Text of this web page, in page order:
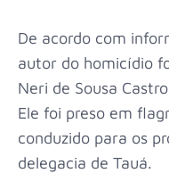
De acordo com
autor do homicídio
Neri de Sousa
Ele foi preso em
conduzido para os
delegacia de Tauá.